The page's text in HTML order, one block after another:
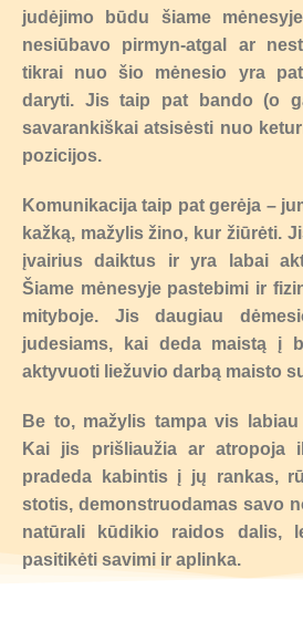
judėjimo būdu šiame
nesiūbavo pirmyn-atgal ar
tikrai nuo šio mėnesio yra
daryti. Jis taip pat bando (o
savarankiškai atsisėsti nuo
pozicijos.
Komunikacija taip pat gerėja –
kažką, mažylis žino, kur žiūrėti.
įvairius daiktus ir yra labai
Šiame mėnesyje pastebimi ir
mityboje. Jis daugiau
judesiams, kai deda maistą į
aktyvuoti liežuvio darbą maisto
Be to, mažylis tampa vis
Kai jis prišliaužia ar atropoja
pradeda kabintis į jų rankas,
stotis, demonstruodamas savo
natūrali kūdikio raidos dalis,
pasitikėti savimi ir aplinka.